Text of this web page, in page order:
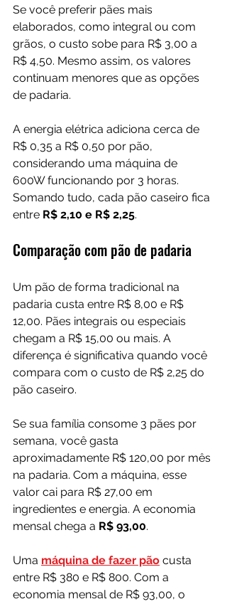
Se você preferir pães mais
elaborados, como integral ou com
grãos, o custo sobe para R$ 3,00 a
R$ 4,50. Mesmo assim, os valores
continuam menores que as opções
de padaria.
A energia elétrica adiciona cerca de
R$ 0,35 a R$ 0,50 por pão,
considerando uma máquina de
600W funcionando por 3 horas.
Somando tudo, cada pão caseiro fica
entre R$ 2,10 e R$ 2,25.
Comparação com pão de padaria
Um pão de forma tradicional na
padaria custa entre R$ 8,00 e R$
12,00. Pães integrais ou especiais
chegam a R$ 15,00 ou mais. A
diferença é significativa quando você
compara com o custo de R$ 2,25 do
pão caseiro.
Se sua família consome 3 pães por
semana, você gasta
aproximadamente R$ 120,00 por mês
na padaria. Com a máquina, esse
valor cai para R$ 27,00 em
ingredientes e energia. A economia
mensal chega a R$ 93,00.
Uma máquina de fazer pão custa
entre R$ 380 e R$ 800. Com a
economia mensal de R$ 93,00, o